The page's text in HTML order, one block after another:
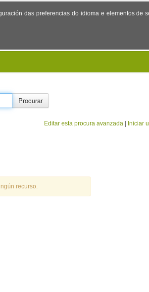
das preferencias do idioma e elementos de
Procurar
Editar esta procura avanzada Iniciar
recurso.